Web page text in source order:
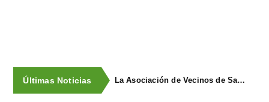
Últimas Noticias La Asociación de Vecinos de Santa Cruz descubrió los Covarones